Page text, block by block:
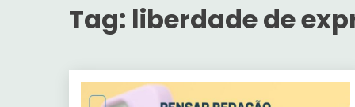
Tag: liberdade de